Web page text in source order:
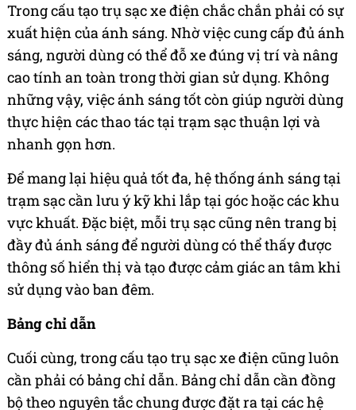
Trong cấu tạo trụ sạc xe điện chắc chắn phải có sự
xuất hiện của ánh sáng. Nhờ việc cung cấp đủ ánh
sáng, người dùng có thể đỗ xe đúng vị trí và nâng
cao tính an toàn trong thời gian sử dụng. Không
những vậy, việc ánh sáng tốt còn giúp người dùng
thực hiện các thao tác tại trạm sạc thuận lợi và
nhanh gọn hơn.
Để mang lại hiệu quả tốt đa, hệ thống ánh sáng tại
trạm sạc cần lưu ý kỹ khi lắp tại góc hoặc các khu
vực khuất. Đặc biệt, mỗi trụ sạc cũng nên trang bị
đầy đủ ánh sáng để người dùng có thể thấy được
thông số hiển thị và tạo được cảm giác an tâm khi
sử dụng vào ban đêm.
Bảng chỉ dẫn
Cuối cùng, trong cấu tạo trụ sạc xe điện cũng luôn
cần phải có bảng chỉ dẫn. Bảng chỉ dẫn cần đồng
bộ theo nguyên tắc chung được đặt ra tại các hệ